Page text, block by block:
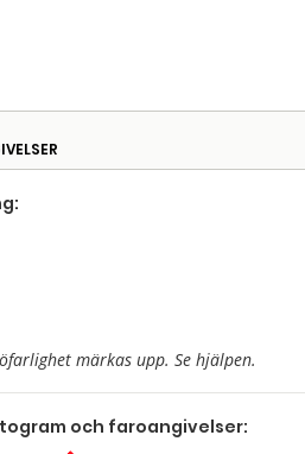
märkas upp. Se hjälpen.
och faroangivelser: